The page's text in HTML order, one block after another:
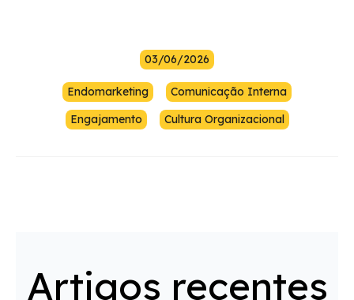
03/06/2026
Endomarketing
Comunicação Interna
Engajamento
Cultura Organizacional
Artigos recentes